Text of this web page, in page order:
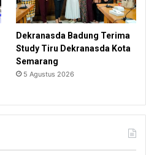
Dekranasda Badung Terima
Study Tiru Dekranasda Kota
Semarang
5 Agustus 2026